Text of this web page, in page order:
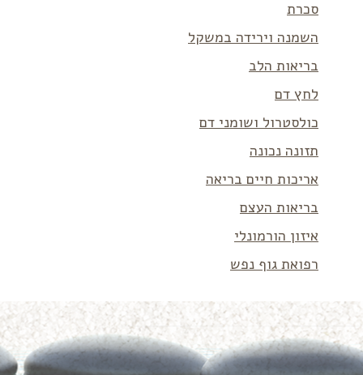
סכרת
השמנה וירידה במשקל
בריאות הלב
לחץ דם
כולסטרול ושומני דם
תזונה נכונה
אריכות חיים בריאה
בריאות העצם
איזון הורמונלי
רפואת גוף נפש